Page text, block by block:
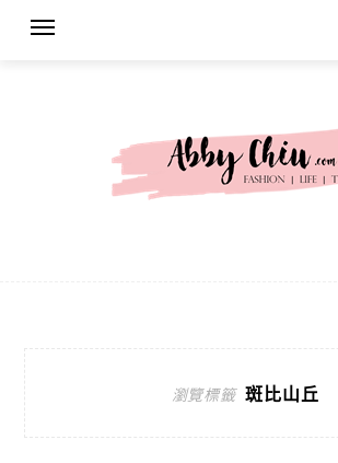
瀏覽標籤 斑比山丘